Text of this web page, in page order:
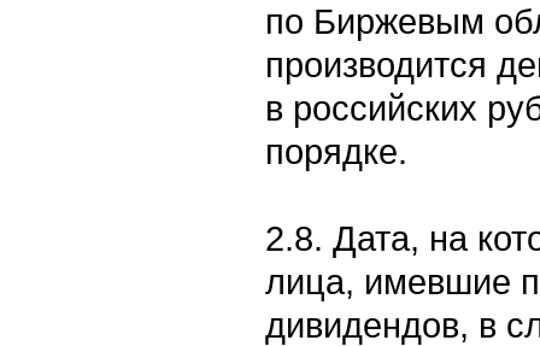
по Биржевым
производится
в российских
порядке.
2.8. Дата, на
лица, имевшие
дивидендов, в